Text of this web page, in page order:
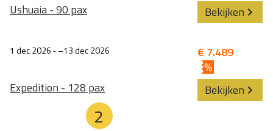
Ushuaia - 90 pax
Bekijken
1 dec 2026‐ 13 dec 2026
Expedition - 128 pax
€ 7.489
2
Bekijken